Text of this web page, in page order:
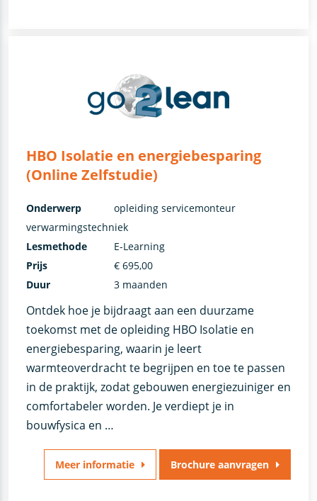
HBO Isolatie en energiebesparing
(Online Zelfstudie)
Ontdek hoe je bijdraagt aan een duurzame
toekomst met de opleiding HBO Isolatie en
energiebesparing, waarin je leert
warmteoverdracht te begrijpen en toe te passen
in de praktijk, zodat gebouwen energiezuiniger en
comfortabeler worden. Je verdiept je in
bouwfysica en …
Onderwerp
opleiding servicemonteur
verwarmingstechniek
Lesmethode
E-Learning
Prijs
€ 695,00
Duur
3 maanden
Meer informatie Brochure aanvragen